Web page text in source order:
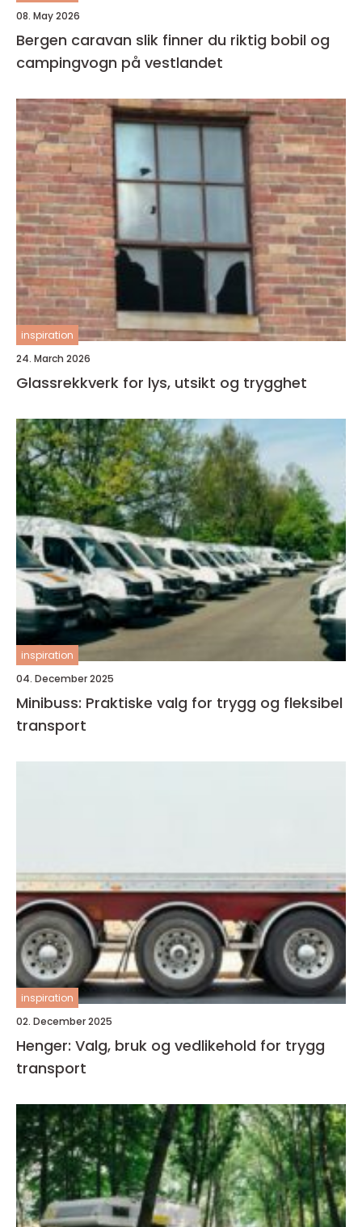
08. May 2026
Bergen caravan slik finner du riktig bobil og
campingvogn på vestlandet
inspiration
24. March 2026
Glassrekkverk for lys, utsikt og trygghet
inspiration
04. December 2025
Minibuss: Praktiske valg for trygg og fleksibel
transport
inspiration
02. December 2025
Henger: Valg, bruk og vedlikehold for trygg
transport